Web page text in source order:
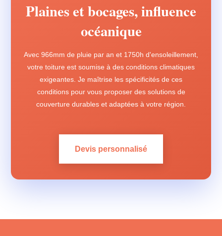
Plaines et bocages, influence
océanique
Avec 966mm de pluie par an et 1750h d'ensoleillement,
votre toiture est soumise à des conditions climatiques
exigeantes. Je maîtrise les spécificités de ces
conditions pour vous proposer des solutions de
couverture durables et adaptées à votre région.
Devis personnalisé